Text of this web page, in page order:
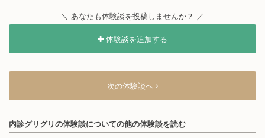
＼ あなたも体験談を投稿しませんか？ ／
体験談を追加する
次の体験談へ
内診グリグリの体験談についての他の体験談を読む